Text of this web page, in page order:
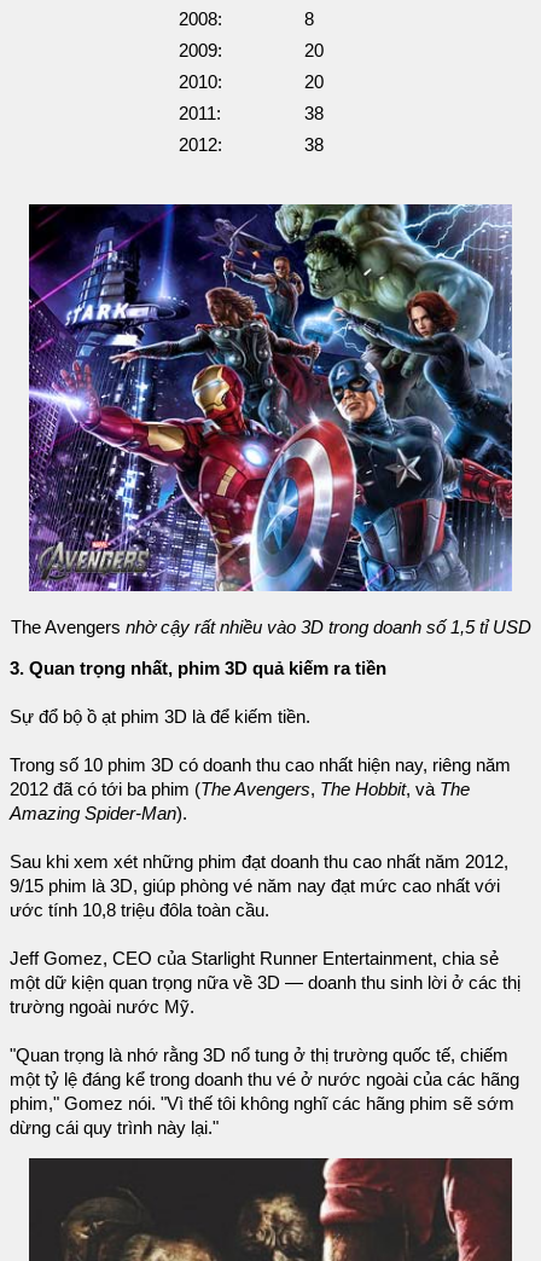
2008:
8
2009:
20
2010:
20
2011:
38
2012:
38
The Avengers nhờ cậy rất nhiều vào 3D trong doanh số 1,5 tỉ USD
3. Quan trọng nhất, phim 3D quả kiếm ra tiền
Sự đổ bộ ồ ạt phim 3D là để kiếm tiền.
Trong số 10 phim 3D có doanh thu cao nhất hiện nay, riêng năm
2012 đã có tới ba phim (The Avengers, The Hobbit, và The
Amazing Spider-Man).
Sau khi xem xét những phim đạt doanh thu cao nhất năm 2012,
9/15 phim là 3D, giúp phòng vé năm nay đạt mức cao nhất với
ước tính 10,8 triệu đôla toàn cầu.
Jeff Gomez, CEO của Starlight Runner Entertainment, chia sẻ
một dữ kiện quan trọng nữa về 3D — doanh thu sinh lời ở các thị
trường ngoài nước Mỹ.
"Quan trọng là nhớ rằng 3D nổ tung ở thị trường quốc tế, chiếm
một tỷ lệ đáng kể trong doanh thu vé ở nước ngoài của các hãng
phim," Gomez nói. "Vì thế tôi không nghĩ các hãng phim sẽ sớm
dừng cái quy trình này lại."